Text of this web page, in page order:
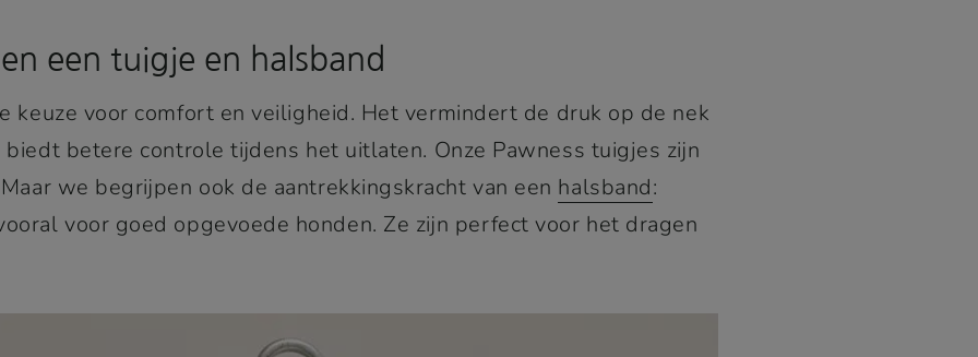
een tuigje en halsband
keuze voor comfort en veiligheid. Het vermindert de druk op de nek
betere controle tijdens het uitlaten. Onze Pawness tuigjes zijn
we begrijpen ook de aantrekkingskracht van een halsband:
voor goed opgevoede honden. Ze zijn perfect voor het dragen